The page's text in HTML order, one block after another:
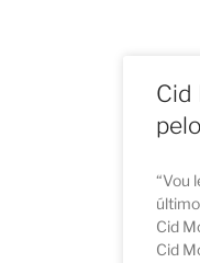
Cid
“Vou
Cid
Cid